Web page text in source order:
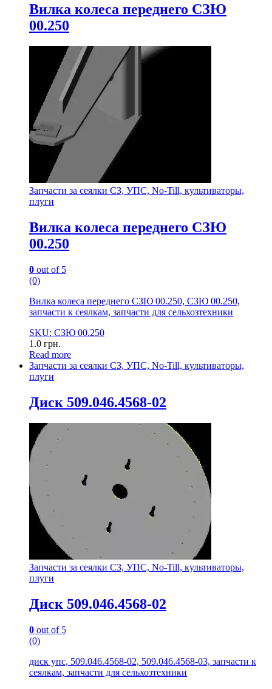
Вилка колеса переднего СЗЮ
00.250
Запчасти за сеялки СЗ, УПС, No-Till, культиваторы,
плуги
Вилка колеса переднего СЗЮ
00.250
0 out of 5
(0)
Вилка колеса переднего СЗЮ 00.250, СЗЮ 00.250,
запчасти к сеялкам, запчасти для сельхозтехники
SKU: СЗЮ 00.250
1.0 грн.
Read more
Запчасти за сеялки СЗ, УПС, No-Till, культиваторы,
плуги
Диск 509.046.4568-02
Запчасти за сеялки СЗ, УПС, No-Till, культиваторы,
плуги
Диск 509.046.4568-02
0 out of 5
(0)
диск упс, 509.046.4568-02, 509.046.4568-03, запчасти к
сеялкам, запчасти для сельхозтехники